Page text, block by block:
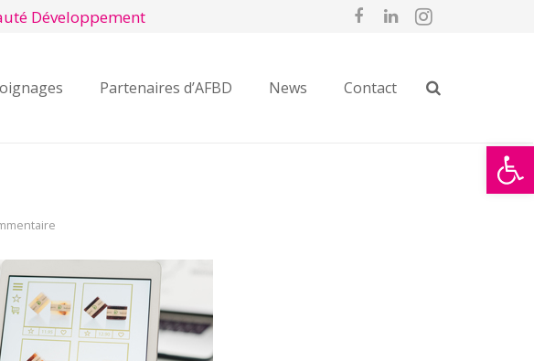
Ouvrir
Développement
Partenaires d’AFBD News Contact